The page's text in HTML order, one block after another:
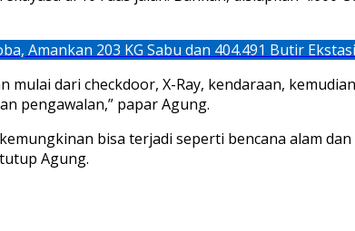
Amankan 203 KG Sabu dan 404.491 Butir Ekstasi
dari checkdoor, X-Ray, kendaraan,
pengawalan,” papar Agung.
bisa terjadi seperti bencana alam
Agung.